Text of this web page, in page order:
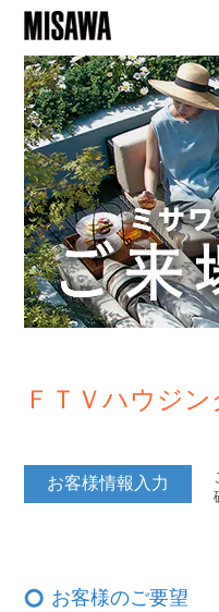
ＦＴＶハウジ
お客様情報入力
お客様のご要望